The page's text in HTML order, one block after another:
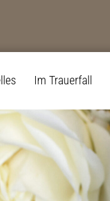
Im Trauerfall